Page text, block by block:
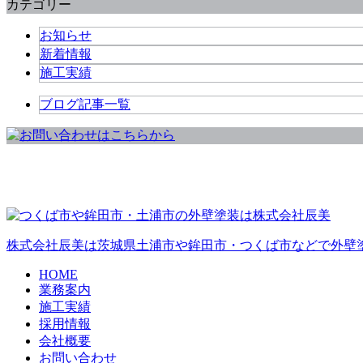
カテゴリー
お知らせ
新着情報
施工実績
ブログ記事一覧
株式会社辰美は茨城県土浦市や鉾田市・つくば市などで外壁
HOME
業務案内
施工実績
採用情報
会社概要
お問い合わせ